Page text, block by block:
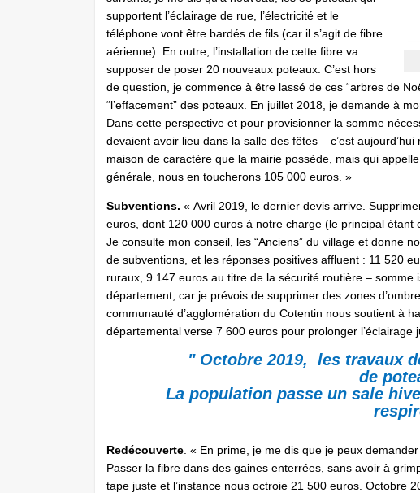
supportent l’éclairage de rue, l’électricité et le
téléphone vont être bardés de fils (car il s’agit de fibre
aérienne). En outre, l’installation de cette fibre va
supposer de poser 20 nouveaux poteaux. C’est hors
de question, je commence à être lassé de ces “arbres de
“l’effacement” des poteaux. En juillet 2018, je demande à
Dans cette perspective et pour provisionner la somme
devaient avoir lieu dans la salle des fêtes – c’est
maison de caractère que la mairie possède, mais qui
générale, nous en toucherons 105 000 euros. »
Subventions. « Avril 2019, le dernier devis arrive.
euros, dont 120 000 euros à notre charge (le principal étant
Je consulte mon conseil, les “Anciens” du village et donne
de subventions, et les réponses positives affluent : 11 520
ruraux, 9 147 euros au titre de la sécurité routière –
département, car je prévois de supprimer des zones
communauté d’agglomération du Cotentin nous soutient à
départemental verse 7 600 euros pour prolonger l’éclairage
" Octobre 2019, les travaux
de
La population passe un sale
Redécouverte . « En prime, je me dis que je peux
Passer la fibre dans des gaines enterrées, sans avoir à
tape juste et l’instance nous octroie 21 500 euros. Octobre